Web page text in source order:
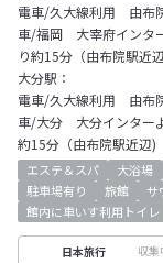
電車/久大線利用 由布
車/福岡 大宰府インタ
り約15分（由布院駅近辺
大分駅：
電車/久大線利用 由布
車/大分 大分インター
約15分（由布院駅近辺)
エステ＆スパ 大浴場
駐車場有り
旅館 サ
館内に車いす利用トイレ
日本旅行 収集